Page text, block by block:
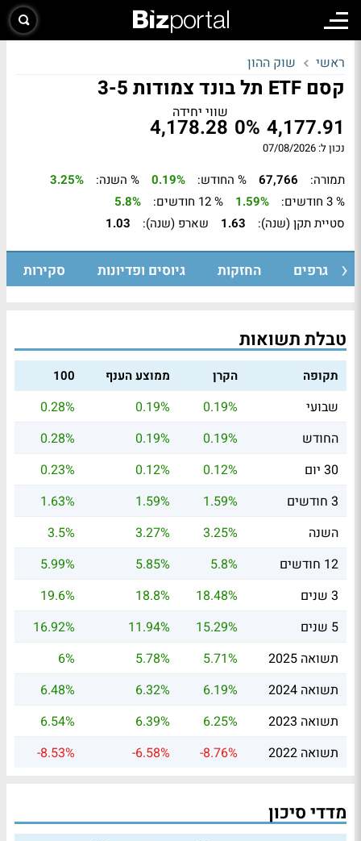
ראשי שוק ההון
קסם ETF תל בונד צמודות 3-5
4,177.91
0%
שווי יחידה
4,178.28
נכון ל: 07/08/2026
תמורה: 67,766 % החודש: 0.19% % השנה:
3.25%
% 3 חודשים:
1.59% % 12 חודשים:
5.8%
סטיית תקן (שנה):
1.63 שארפ (שנה): 1.03
גרפים החזקות גיוסים ופדיונות סקירות
טבלת תשואות
תקופה הקרן ממוצע הענף 100
שבועי 0.19%
0.19%
0.28%
החודש
0.19%
0.19%
0.28%
30 יום
0.12%
0.12%
0.23%
3 חודשים
1.59%
1.59%
1.63%
השנה
3.25%
3.27%
3.5%
12 חודשים
5.8%
5.85%
5.99%
3 שנים
18.48%
18.8%
19.6%
5 שנים
15.29%
11.94%
16.92%
תשואה 2025
5.71%
5.78%
6%
תשואה 2024
6.19%
6.32%
6.48%
תשואה 2023
6.25%
6.39%
6.54%
תשואה 2022
-8.76%
-6.58%
-8.53%
מדדי סיכון